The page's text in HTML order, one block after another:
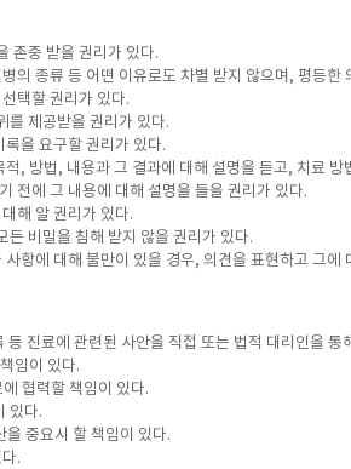
존중 받을 권리가 있다.
의 종류 등 어떤 이유로도 차별 받지 않으며, 평등한
택할 권리가 있다.
제공받을 권리가 있다.
을 요구할 권리가 있다.
, 방법, 내용과 그 결과에 대해 설명을 듣고, 치료 방
전에 그 내용에 대해 설명을 들을 권리가 있다.
해 알 권리가 있다.
비밀을 침해 받지 않을 권리가 있다.
항에 대해 불만이 있을 경우, 의견을 표현하고 그에
진료에 관련된 사안을 직접 또는 법적 대리인을 통
임이 있다.
협력할 책임이 있다.
있다.
중요시 할 책임이 있다.
.